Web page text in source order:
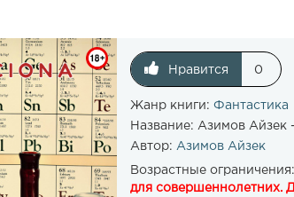
Нравится 0
Жанр книги:Фантастика
Название: Азимов Айзек
Автор: Азимов Айзек
Возрастные ограничения:
для совершеннолетних.